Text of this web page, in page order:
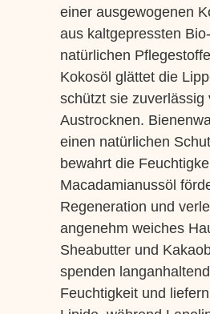
einer ausgewogenen
aus kaltgepressten
natürlichen
Kokosöl glättet die
schützt sie zuverlässig
Austrocknen.
einen natürlichen
bewahrt die
Macadamianussöl
Regeneration und
angenehm weiches
Sheabutter und
spenden
Feuchtigkeit und